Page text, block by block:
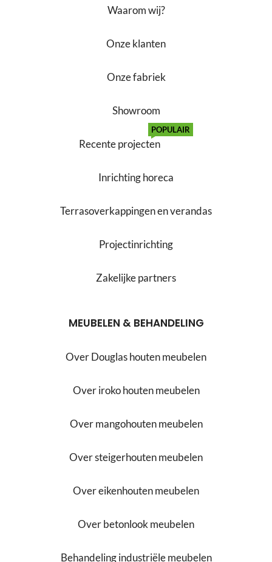
Waarom wij?
Onze klanten
Onze fabriek
Showroom
Recente projecten
POPULAIR
Inrichting horeca
Terrasoverkappingen en verandas
Projectinrichting
Zakelijke partners
MEUBELEN & BEHANDELING
Over Douglas houten meubelen
Over iroko houten meubelen
Over mangohouten meubelen
Over steigerhouten meubelen
Over eikenhouten meubelen
Over betonlook meubelen
Behandeling industriële meubelen